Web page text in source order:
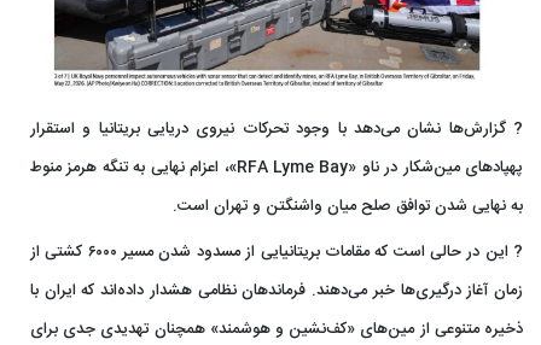
? گزارش‌ها نشان می‌دهد با وجود تحرکات نیروی دریایی بریتانیا و استقرار
پهپادهای مین‌شکار در ناو «RFA Lyme Bay»، اعزام نهایی به تنگه هرمز منوط
به نهایی شدن توافق صلح میان واشنگتن و تهران است.
? این در حالی است که مقامات بریتانیایی از مسدود شدن مسیر ۶۰۰۰ کشتی از
زمان آغاز درگیری‌ها خبر می‌دهند. فرماندهان نظامی هشدار داده‌اند که ایران با
ذخیره متنوعی از مین‌های «کف‌نشین و هوشمند» همچنان تهدیدی جدی برای